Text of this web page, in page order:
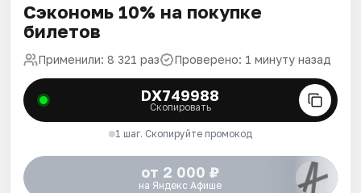
Сэкономь 10% на покупке
билетов
Применили: 8 321 раз Проверено: 1 минуту назад
DX749988
Скопировать
1 шаг. Скопируйте промокод
от 2 000 ₽
на Яндекс Афише